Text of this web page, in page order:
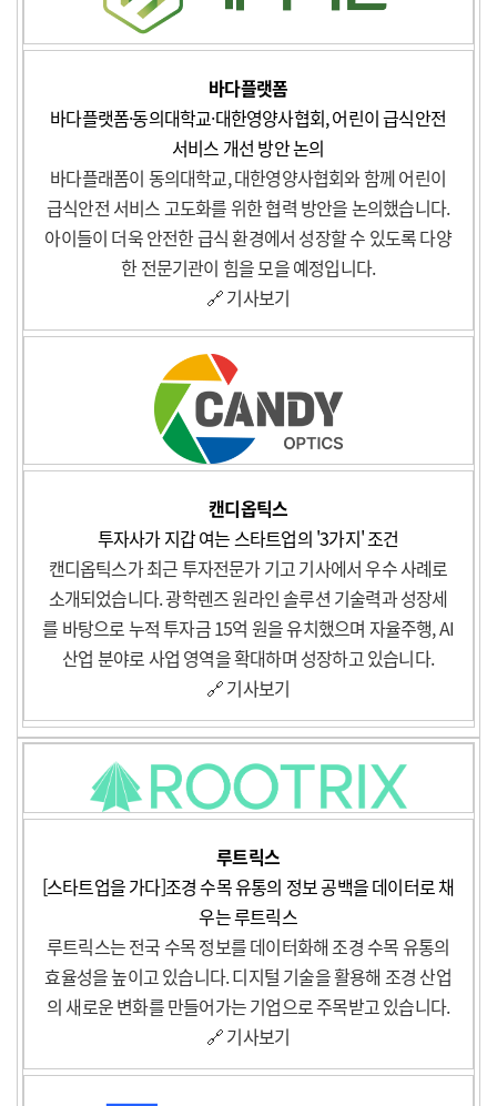
바다플랫폼
바다플랫폼·동의대학교·대한영양사협회, 어린이 급식안전
서비스 개선 방안 논의
바다플래폼이 동의대학교, 대한영양사협회와 함께 어린이
급식안전 서비스 고도화를 위한 협력 방안을 논의했습니다.
아이들이 더욱 안전한 급식 환경에서 성장할 수 있도록 다양
한 전문기관이 힘을 모을 예정입니다.
🔗 기사보기
캔디옵틱스
투자사가 지갑 여는 스타트업의 '3가지' 조건
캔디옵틱스가 최근 투자전문가 기고 기사에서 우수 사례로
소개되었습니다. 광학렌즈 원라인 솔루션 기술력과 성장세
를 바탕으로 누적 투자금 15억 원을 유치했으며 자율주행, AI
산업 분야로 사업 영역을 확대하며 성장하고 있습니다.
🔗 기사보기
루트릭스
[스타트업을 가다]조경 수목 유통의 정보 공백을 데이터로 채
우는 루트릭스
루트릭스는 전국 수목 정보를 데이터화해 조경 수목 유통의
효율성을 높이고 있습니다. 디지털 기술을 활용해 조경 산업
의 새로운 변화를 만들어가는 기업으로 주목받고 있습니다.
🔗 기사보기